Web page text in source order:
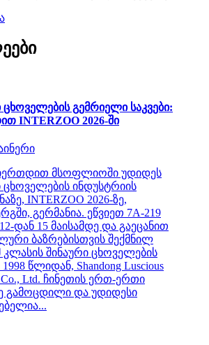
ცხოველების გემრიელი საკვები:
INTERZOO 2026-ში
მსოფლიოში უდიდეს
ცხოველების ინდუსტრიის
INTERZOO 2026-ზე,
გერმანია. ეწვიეთ 7A-219
დან 15 მაისამდე და გაეცანით
ბაზრებისთვის შექმნილ
კლასის შინაური ცხოველების
1998 წლიდან, Shandong Luscious
Co., Ltd. ჩინეთის ერთ-ერთი
გამოცდილი და უდიდესი